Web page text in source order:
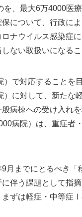
、最大6万4000医
について、行政に
ナウイルス感染症
ない取扱いになる
）で対応することを
）に対して、新た
病棟への受け入れ
病院）は、重症者
月までにとるべき
伴う課題として指
ずは軽症・中等症